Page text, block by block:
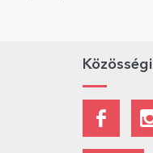
Közösségi